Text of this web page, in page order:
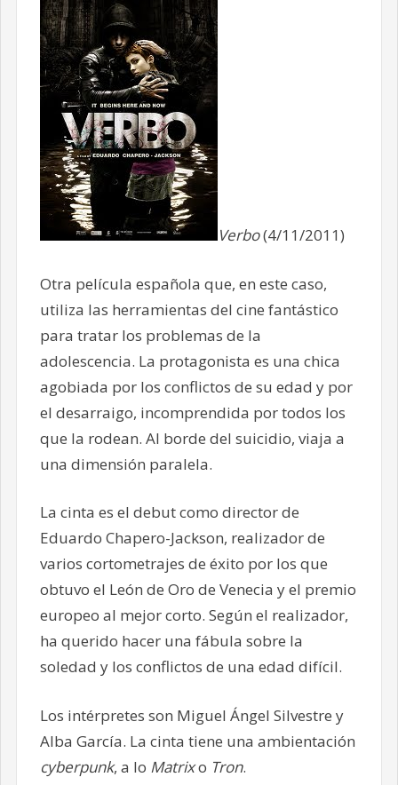
Verbo(4/11/2011)
Otra película española que, en este caso,
utiliza las herramientas del cine fantástico
para tratar los problemas de la
adolescencia. La protagonista es una chica
agobiada por los conflictos de su edad y por
el desarraigo, incomprendida por todos los
que la rodean. Al borde del suicidio, viaja a
una dimensión paralela.
La cinta es el debut como director de
Eduardo Chapero-Jackson, realizador de
varios cortometrajes de éxito por los que
obtuvo el León de Oro de Venecia y el premio
europeo al mejor corto. Según el realizador,
ha querido hacer una fábula sobre la
soledad y los conflictos de una edad difícil.
Los intérpretes son Miguel Ángel Silvestre y
Alba García. La cinta tiene una ambientación
cyberpunk, a lo Matrixo Tron.